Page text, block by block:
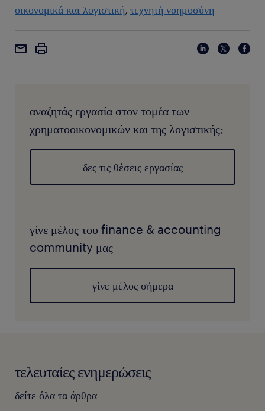
Παράλληλα, διεθνείς οργανισμοί όπως ηACCA
θεματικές για το FinTech, τον ψηφιακό έλεγχο και την ηθική
δεοντολογία της AI.
οικονομικά και λογιστική τεχνητή νοημοσύνη
αναζητάς εργασία στον τομέα των
χρηματοοικονομικών και της λογιστικής;
δες τις θέσεις εργασίας
γίνε μέλος του finance & accounting
community μας
γίνε μέλος σήμερα
τελευταίες ενημερώσεις
δείτε όλα τα άρθρα